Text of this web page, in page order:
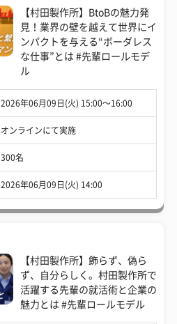
【村田製作所】BtoBの魅力発
見！業界の壁を越えて世界にイ
ンパクトを与える“ボーダレス
な仕事”とは #先輩ロールモデ
ル
2026年06月09日(火) 15:00〜16:00
オンラインにて実施
300名
2026年06月09日(火) 14:00
【村田製作所】飾らず、偽ら
ず、自分らしく。村田製作所で
活躍する先輩の就活術と企業の
魅力とは #先輩ロールモデル